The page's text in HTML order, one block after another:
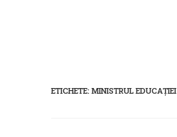
ETICHETE:MINISTRUL EDUCAȚIEI